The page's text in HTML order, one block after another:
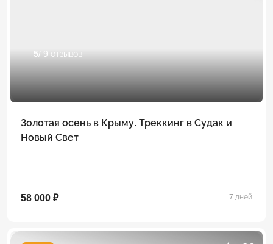
5/ 9 отзывов
Золотая осень в Крыму. Треккинг в Судак и
Новый Свет
58 000 ₽ 7 дней